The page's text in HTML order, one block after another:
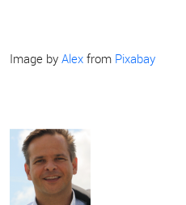
Image by Alex from Pixabay